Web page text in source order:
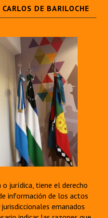
DE BARILOCHE
o jurídica, tiene el derecho
información de los actos
emanados